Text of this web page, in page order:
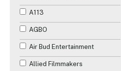
A113
AGBO
Air Bud Entertainment
Allied Filmmakers